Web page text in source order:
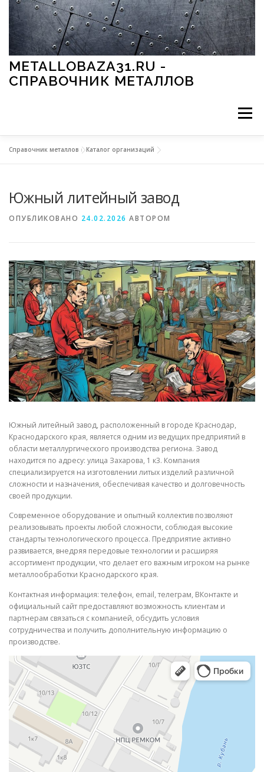
Перейти к содержимому
METALLOBAZA31.RU -
СПРАВОЧНИК МЕТАЛЛОВ
Меню
МЕТАЛЛЫ И ОКРУЖАЮЩАЯ СРЕДА
СВОЙСТВА МЕТАЛЛОВ СОРТА МЕТАЛЛОВ
СТАТЬИ
Справочник металлов »Каталог организаций
Южный литейный завод
ОПУБЛИКОВАНО 24.02.2026 АВТОРОМ
Южный литейный завод, расположенный в городе Краснодар,
Краснодарского края, является одним из ведущих предприятий в
области металлургического производства региона. Завод
находится по адресу: улица Захарова, 1 к3. Компания
специализируется на изготовлении литых изделий различной
сложности и назначения, обеспечивая качество и долговечность
своей продукции.
Современное оборудование и опытный коллектив позволяют
реализовывать проекты любой сложности, соблюдая высокие
стандарты технологического процесса. Предприятие активно
развивается, внедряя передовые технологии и расширяя
ассортимент продукции, что делает его важным игроком на рынке
металлообработки Краснодарского края.
Контактная информация: телефон, email, телеграм, ВКонтакте и
официальный сайт предоставляют возможность клиентам и
партнерам связаться с компанией, обсудить условия
сотрудничества и получить дополнительную информацию о
производстве.